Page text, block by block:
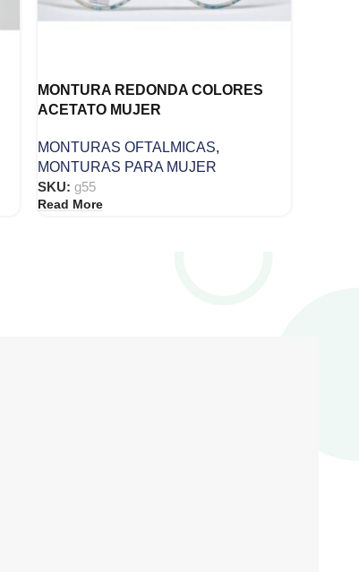
MONTURA REDONDA COLORES
ACETATO MUJER
MONTURAS OFTALMICAS,
MONTURAS PARA MUJER
SKU: g55
Read More